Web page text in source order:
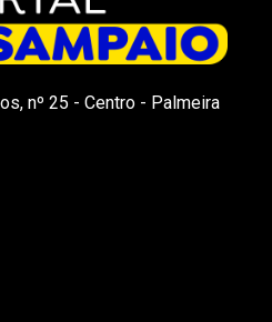
nº 25 - Centro - Palmeira